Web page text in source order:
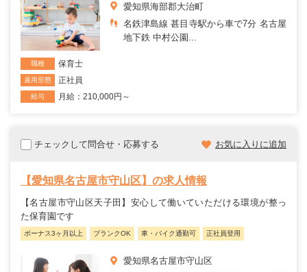
愛知県海部郡大治町
名鉄津島線 甚目寺駅から車で7分 名古屋
地下鉄 中村公園...
職種 保育士
雇用形態 正社員
給与 月給：210,000円～
チェックして問合せ・応募する お気に入りに追加
【愛知県名古屋市守山区】の求人情報
【名古屋市守山区天子田】安心して働いていただける環境が整っ
た保育園です
ボーナス3ヶ月以上 ブランクOK 車・バイク通勤可 正社員登用
愛知県名古屋市守山区